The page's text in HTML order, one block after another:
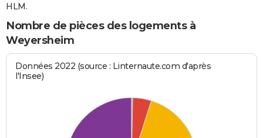
HLM.
Nombre de pièces des logements à
Weyersheim
Données 2022 (source : Linternaute.com d'après
l'Insee)